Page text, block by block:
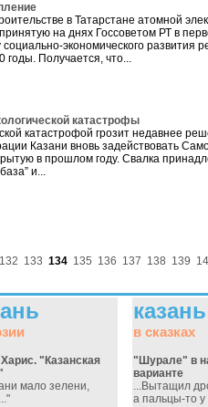
в Татарстане атомной
на днях Госсоветом РТ в
экономического развития
годы. Получается, что...
катастрофы
катастрофой грозит недавнее
Казани вновь задействовать
в прошлом году. Свалка
и...
132 133 134 135 136 137 138 139
"Казанская
мало зелени,
казань
в сказках
"Шурале" в
варианте
...Вытащил
а пальцы-то